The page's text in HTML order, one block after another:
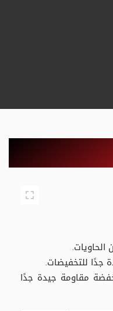
جدًا للتخفيضات.
مقاومة جيدة جدًا